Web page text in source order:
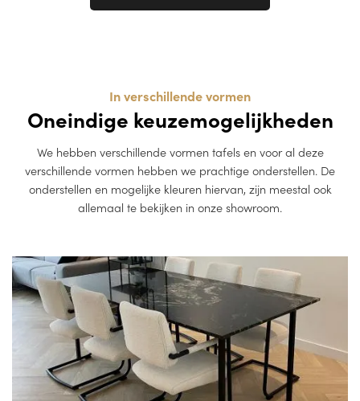
In verschillende vormen
Oneindige keuzemogelijkheden
We hebben verschillende vormen tafels en voor al deze
verschillende vormen hebben we prachtige onderstellen. De
onderstellen en mogelijke kleuren hiervan, zijn meestal ook
allemaal te bekijken in onze showroom.